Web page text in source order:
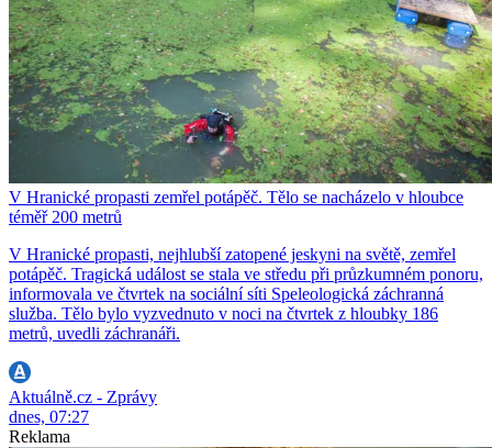
V Hranické propasti zemřel potápěč. Tělo se nacházelo v hloubce
téměř 200 metrů
V Hranické propasti, nejhlubší zatopené jeskyni na světě, zemřel
potápěč. Tragická událost se stala ve středu při průzkumném ponoru,
informovala ve čtvrtek na sociální síti Speleologická záchranná
služba. Tělo bylo vyzvednuto v noci na čtvrtek z hloubky 186
metrů, uvedli záchranáři.
Aktuálně.cz - Zprávy
dnes, 07:27
Reklama